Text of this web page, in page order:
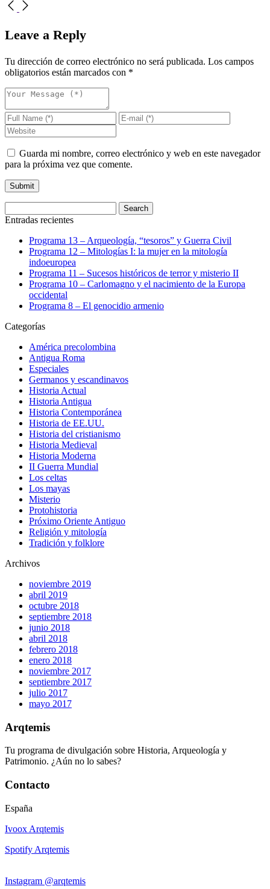
Leave a Reply
Tu dirección de correo electrónico no será publicada. Los campos
obligatorios están marcados con *
Guarda mi nombre, correo electrónico y web en este navegador
para la próxima vez que comente.
Entradas recientes
Programa 13 – Arqueología, “tesoros” y Guerra Civil
Programa 12 – Mitologías I: la mujer en la mitología
indoeuropea
Programa 11 – Sucesos históricos de terror y misterio II
Programa 10 – Carlomagno y el nacimiento de la Europa
occidental
Programa 8 – El genocidio armenio
Categorías
América precolombina
Antigua Roma
Especiales
Germanos y escandinavos
Historia Actual
Historia Antigua
Historia Contemporánea
Historia de EE.UU.
Historia del cristianismo
Historia Medieval
Historia Moderna
II Guerra Mundial
Los celtas
Los mayas
Misterio
Protohistoria
Próximo Oriente Antiguo
Religión y mitología
Tradición y folklore
Archivos
noviembre 2019
abril 2019
octubre 2018
septiembre 2018
junio 2018
abril 2018
febrero 2018
enero 2018
noviembre 2017
septiembre 2017
julio 2017
mayo 2017
Arqtemis
Tu programa de divulgación sobre Historia, Arqueología y
Patrimonio. ¿Aún no lo sabes?
Contacto
España
Ivoox Arqtemis
Spotify Arqtemis
Instagram @arqtemis